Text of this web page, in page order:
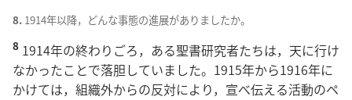
8. 1914年以降，どんな事態の進展がありましたか。
8 1914年の終わりごろ，ある聖書研究者たちは，天に行け
なかったことで落胆していました。1915年から1916年に
かけては，組織外からの反対により，宣べ伝える活動のペ